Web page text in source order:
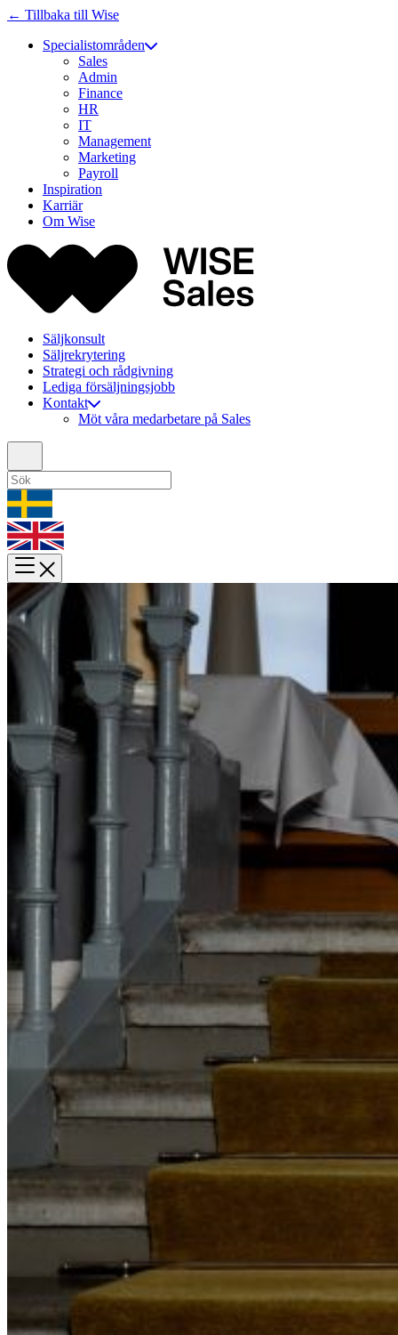
← Tillbaka till Wise
Specialistområden
Sales
Admin
Finance
HR
IT
Management
Marketing
Payroll
Inspiration
Karriär
Om Wise
Säljkonsult
Säljrekrytering
Strategi och rådgivning
Lediga försäljningsjobb
Kontakt
Möt våra medarbetare på Sales